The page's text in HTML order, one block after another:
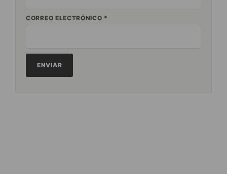
CORREO ELECTRÓNICO *